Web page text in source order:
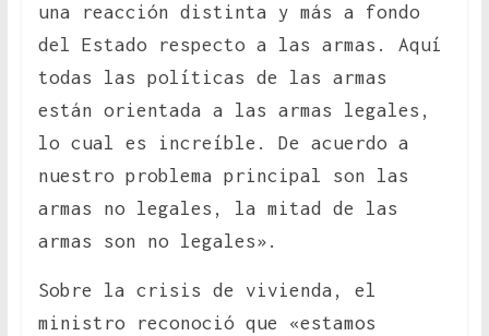
una reacción distinta y más a fondo
del Estado respecto a las armas. Aquí
todas las políticas de las armas
están orientada a las armas legales,
lo cual es increíble. De acuerdo a
nuestro problema principal son las
armas no legales, la mitad de las
armas son no legales».
Sobre la crisis de vivienda, el
ministro reconoció que «estamos